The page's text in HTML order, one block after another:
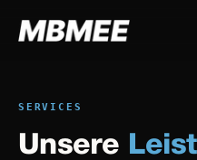
SERVICES
Unsere